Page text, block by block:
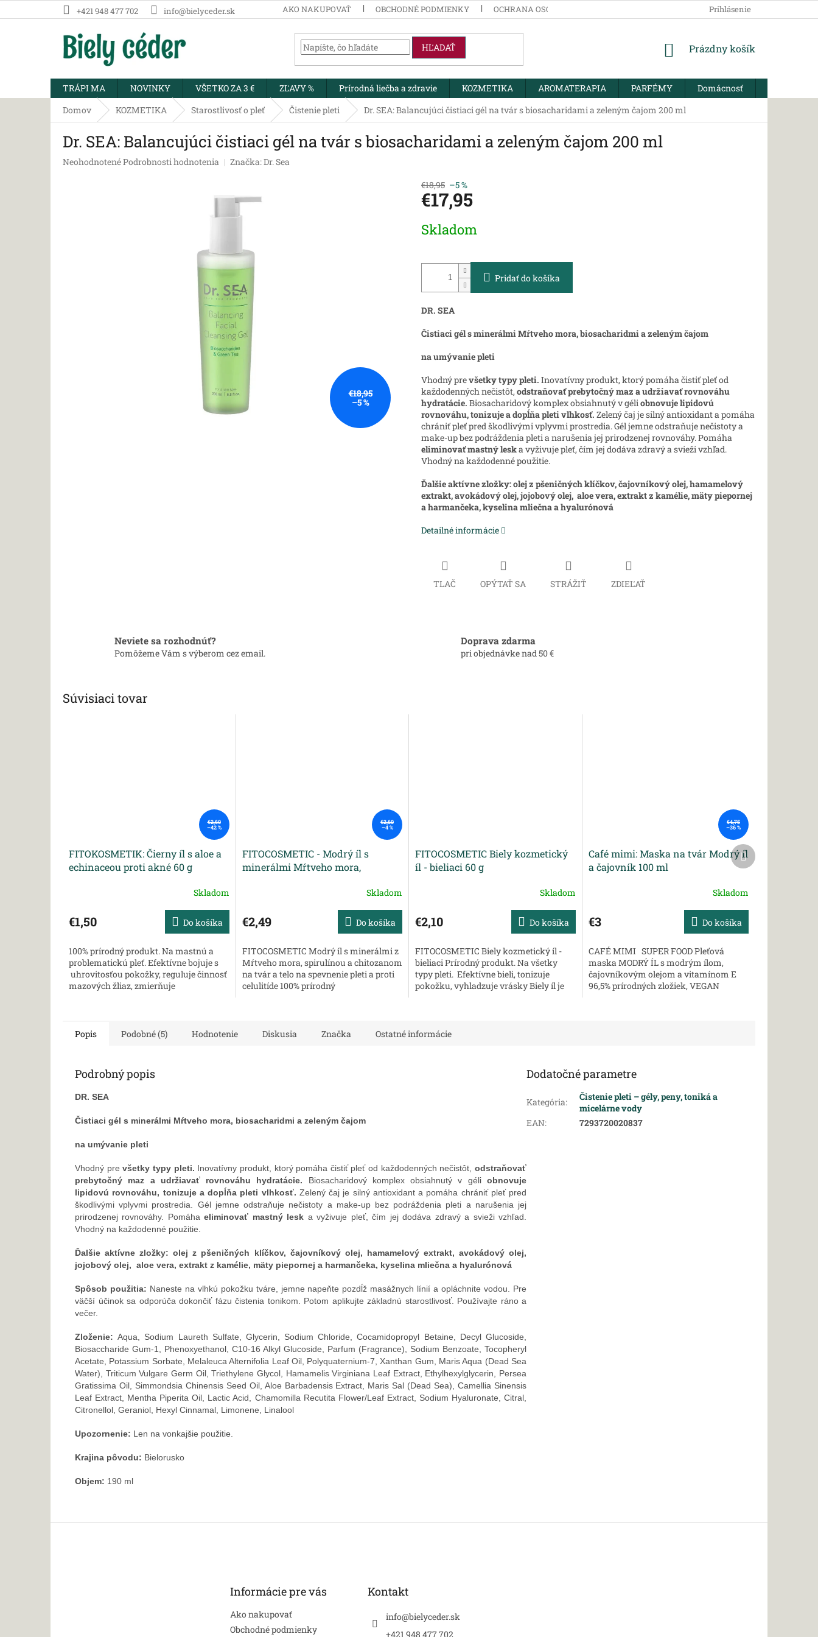
na
+421 948 477 702 info@bielyceder.sk AKO NAKUPOVAŤ OBCHODNÉ PODMIENKY OCHRANA OSOBNÝCH ÚDAJOV Prihlásenie
HĽADAŤ
NÁKUPNÝ
Prázdny košík
TRÁPI MA NOVINKY VŠETKO ZA 3 € ZĽAVY % Prírodná liečba a zdravie KOZMETIKA AROMATERAPIA PARFÉMY Domácnosť
Domov
KOZMETIKA Starostlivosť o pleť Čistenie pleti Dr. SEA: Balancujúci čistiaci gél na tvár s biosacharidami a zeleným čajom 200 ml
Dr. SEA: Balancujúci čistiaci gél na tvár s biosacharidami a zeleným čajom 200 ml
Priemerné
NeohodnotenéPodrobnosti hodnotenia Značka:Dr. Sea
€18,95
–5 %
€18,95 –5 %
€17,95
cena:
Skladom
Pridať do košíka
DR. SEA
Čistiaci gél s minerálmi Mŕtveho mora, biosacharidmi a zeleným čajom
na umývanie pleti
Vhodný prevšetky typy pleti. Inovatívny produkt, ktorý pomáha čistiť pleť od
každodenných nečistôt,odstraňovať prebytočný maz a udržiavať rovnováhu
hydratácie. Biosacharidový komplex obsiahnutý v géliobnovuje lipidovú
rovnováhu, tonizuje a dopĺňa pleti vlhkosť. Zelený čaj je silný antioxidant a pomáha
chrániť pleť pred škodlivými vplyvmi prostredia. Gél jemne odstraňuje nečistoty a
make-up bez podráždenia pleti a narušenia jej prirodzenej rovnováhy. Pomáha
eliminovať mastný leska vyživuje pleť, čím jej dodáva zdravý a svieži vzhľad.
Vhodný na každodenné použitie.
Ďalšie aktívne zložky: olej z pšeničných klíčkov, čajovníkový olej, hamamelový
extrakt, avokádový olej, jojobový olej, aloe vera, extrakt z kamélie, mäty piepornej
a harmančeka, kyselina mliečna a hyalurónová
Detailné informácie
TLAČ OPÝTAŤ SA STRÁŽIŤ ZDIEĽAŤ
Neviete sa rozhodnúť?
Pomôžeme Vám s výberom cez email.
Doprava zdarma
pri objednávke nad 50 €
Súvisiaci tovar
€2,60
–42 %
FITOKOSMETIK: Čierny íl s aloe a
echinaceou proti akné 60 g
Skladom
€1,50 Do košíka
100% prírodný produkt. Na mastnú a
problematickú pleť. Efektívne bojuje s
uhrovitosťou pokožky, reguluje činnosť
mazových žliaz, zmierňuje
€2,60
–4 %
FITOCOSMETIC - Modrý íl s
minerálmi Mŕtveho mora,
Skladom
€2,49 Do košíka
FITOCOSMETIC Modrý íl s minerálmi z
Mŕtveho mora, spirulínou a chitozanom
na tvár a telo na spevnenie pleti a proti
celulitíde 100% prírodný
FITOCOSMETIC Biely kozmetický
íl - bieliaci 60 g
Skladom
€2,10 Do košíka
FITOCOSMETIC Biely kozmetický íl -
bieliaci Prírodný produkt. Na všetky
typy pleti. Efektívne bieli, tonizuje
pokožku, vyhladzuje vrásky Biely íl je
€4,75
–36 %
Café mimi: Maska na tvár Modrý íl
a čajovník 100 ml
Skladom
€3 Do košíka
CAFÉ MIMI SUPER FOOD Pleťová
maska MODRÝ ÍL s modrým ílom,
čajovníkovým olejom a vitamínom E
96,5% prírodných zložiek, VEGAN
Ďalší
produkt
Popis Podobné (5) Hodnotenie Diskusia Značka Ostatné informácie
Podrobný popis
DR. SEA
Čistiaci gél s minerálmi Mŕtveho mora, biosacharidmi a zeleným čajom
na umývanie pleti
Vhodný prevšetky typy pleti. Inovatívny produkt, ktorý pomáha čistiť pleť od každodenných nečistôt,odstraňovať
prebytočný maz a udržiavať rovnováhu hydratácie. Biosacharidový komplex obsiahnutý v géliobnovuje
lipidovú rovnováhu, tonizuje a dopĺňa pleti vlhkosť. Zelený čaj je silný antioxidant a pomáha chrániť pleť pred
škodlivými vplyvmi prostredia. Gél jemne odstraňuje nečistoty a make-up bez podráždenia pleti a narušenia jej
prirodzenej rovnováhy. Pomáhaeliminovať mastný lesk a vyživuje pleť, čím jej dodáva zdravý a svieži vzhľad.
Vhodný na každodenné použitie.
Ďalšie aktívne zložky: olej z pšeničných klíčkov, čajovníkový olej, hamamelový extrakt, avokádový olej,
jojobový olej, aloe vera, extrakt z kamélie, mäty piepornej a harmančeka, kyselina mliečna a hyalurónová
Spôsob použitia: Naneste na vlhkú pokožku tváre, jemne napeňte pozdĺž masážnych línií a opláchnite vodou. Pre
väčší účinok sa odporúča dokončiť fázu čistenia tonikom. Potom aplikujte základnú starostlivosť. Používajte ráno a
večer.
Zloženie:Aqua, Sodium Laureth Sulfate, Glycerin, Sodium Chloride, Cocamidopropyl Betaine, Decyl Glucoside,
Biosaccharide Gum-1, Phenoxyethanol, C10-16 Alkyl Glucoside, Parfum (Fragrance), Sodium Benzoate, Tocopheryl
Acetate, Potassium Sorbate, Melaleuca Alternifolia Leaf Oil, Polyquaternium-7, Xanthan Gum, Maris Aqua (Dead Sea
Water), Triticum Vulgare Germ Oil, Triethylene Glycol, Hamamelis Virginiana Leaf Extract, Ethylhexylglycerin, Persea
Gratissima Oil, Simmondsia Chinensis Seed Oil, Aloe Barbadensis Extract, Maris Sal (Dead Sea), Camellia Sinensis
Leaf Extract, Mentha Piperita Oil, Lactic Acid, Chamomilla Recutita Flower/Leaf Extract, Sodium Hyaluronate, Citral,
Citronellol, Geraniol, Hexyl Cinnamal, Limonene, Linalool
Upozornenie: Len na vonkajšie použitie.
Krajina pôvodu: Bielorusko
Objem: 190 ml
Dodatočné parametre
Kategória:
Čistenie pleti – gély, peny, toniká a
micelárne vody
EAN: 7293720020837
Informácie pre vás
Ako nakupovať
Obchodné podmienky
Kontakt
info@bielyceder.sk
+421 948 477 702